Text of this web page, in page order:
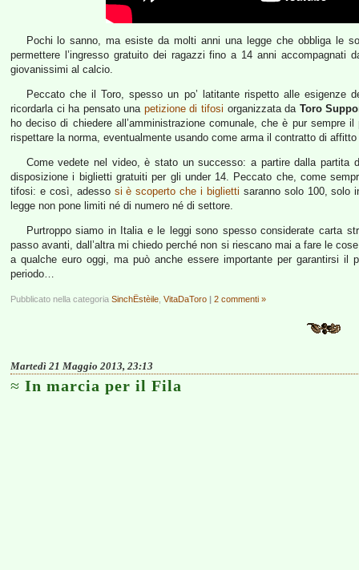
Pochi lo sanno, ma esiste da molti anni una legge che obbliga le
permettere l’ingresso gratuito dei ragazzi fino a 14 anni accompagnati
giovanissimi al calcio.
Peccato che il Toro, spesso un po’ latitante rispetto alle
ricordarla ci ha pensato una petizione di tifosi organizzata da Toro
ho deciso di chiedere all’amministrazione comunale, che è pur sempre
rispettare la norma, eventualmente usando come arma il contratto di
Come vedete nel video, è stato un successo: a partire dalla partita
disposizione i biglietti gratuiti per gli under 14. Peccato che, come
tifosi: e così, adesso si è scoperto che i biglietti saranno solo 100, solo
legge non pone limiti né di numero né di settore.
Purtroppo siamo in Italia e le leggi sono spesso considerate carta
passo avanti, dall’altra mi chiedo perché non si riescano mai a fare le
a qualche euro oggi, ma può anche essere importante per garantirsi il
periodo…
Pubblicato nella categoria SinchËstèile VitaDaToro | 2 commenti »
Martedì 21 Maggio 2013, 23:13
In marcia per il Fila